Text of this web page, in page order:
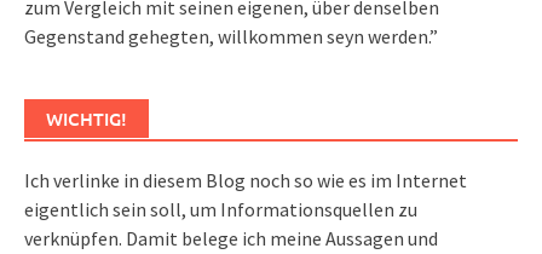
zum Vergleich mit seinen eigenen, über denselben
Gegenstand gehegten, willkommen seyn werden.”
WICHTIG!
Ich verlinke in diesem Blog noch so wie es im Internet
eigentlich sein soll, um Informationsquellen zu
verknüpfen. Damit belege ich meine Aussagen und